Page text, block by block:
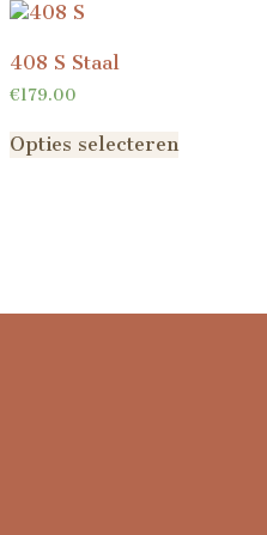
408 S Staal
€179.00
Opties selecteren